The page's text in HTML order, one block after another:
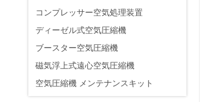
コンプレッサー空気処理装置
ディーゼル式空気圧縮機
ブースター空気圧縮機
磁気浮上式遠心空気圧縮機
空気圧縮機 メンテナンスキット